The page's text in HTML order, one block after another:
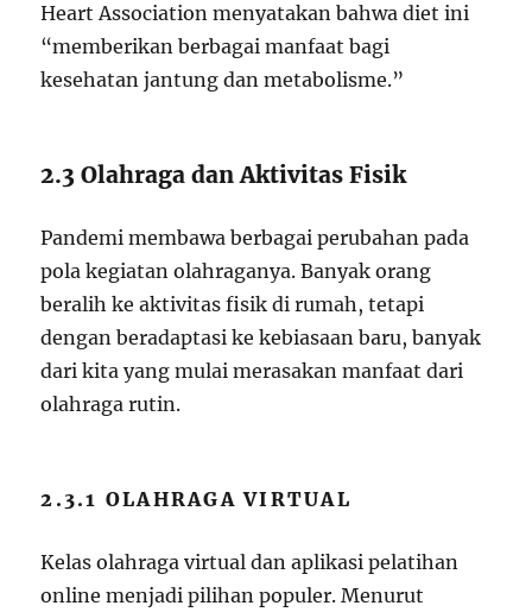
Heart Association menyatakan bahwa diet ini
“memberikan berbagai manfaat bagi
kesehatan jantung dan metabolisme.”
2.3 Olahraga dan Aktivitas Fisik
Pandemi membawa berbagai perubahan pada
pola kegiatan olahraganya. Banyak orang
beralih ke aktivitas fisik di rumah, tetapi
dengan beradaptasi ke kebiasaan baru, banyak
dari kita yang mulai merasakan manfaat dari
olahraga rutin.
2.3.1 OLAHRAGA VIRTUAL
Kelas olahraga virtual dan aplikasi pelatihan
online menjadi pilihan populer. Menurut